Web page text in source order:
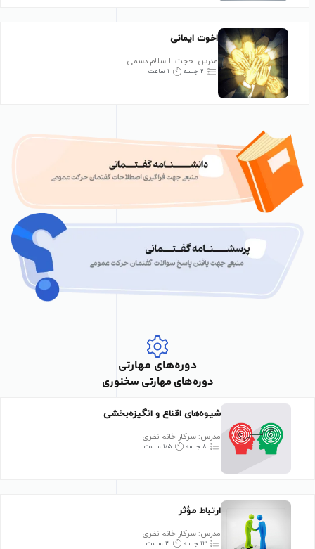
اخوت ایمانی
مدرس: حجت الاسلام دسمی
۲ جلسه ۱ ساعت
دوره‌های مهارتی
دوره‌های مهارتی سخنوری
شیوه‌های اقناع و انگیزه‌بخشی
مدرس: سرکار خانم نظری
۸ جلسه ۱/۵ ساعت
ارتباط مؤثر
مدرس: سرکار خانم نظری
۱۳ جلسه ۳ ساعت